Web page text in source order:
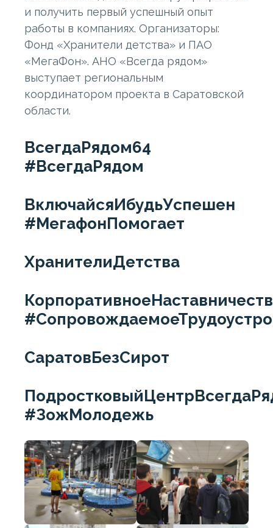
и получить первый успешный опыт
работы в компаниях. Организаторы:
Фонд «Хранители детства» и ПАО
«МегаФон». АНО «Всегда рядом»
выступает региональным
координатором проекта в Саратовской
области.
ВсегдаРядом64
#ВсегдаРядом
ВключайсяИбудьУспешен
#МегафонПомогает
ХранителиДетства
СаратовБезСирот
#ЗожМолодежь